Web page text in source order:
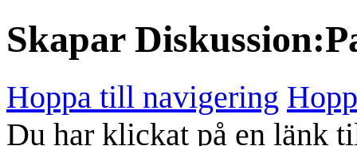
Skapar
Hoppa till navigering
Du har klickat på en länk